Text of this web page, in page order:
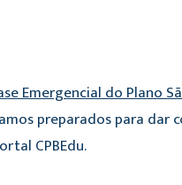
Emergencial do Plano
preparados para dar
CPBEdu.